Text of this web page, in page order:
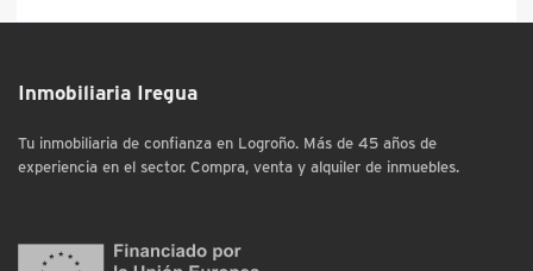
Inmobiliaria Iregua
Tu inmobiliaria de confianza en Logroño. Más de 45 años de
experiencia en el sector. Compra, venta y alquiler de inmuebles.